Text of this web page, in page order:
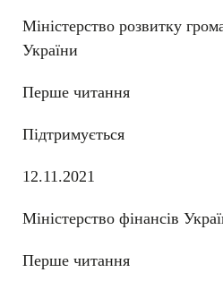
Міністерство розвитку
України
Перше читання
Підтримується
12.11.2021
Міністерство фінансів
Перше читання